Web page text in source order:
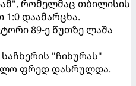
რომელმაც თბილისის
1:0 დაამარცხა.
89-ე წუთზე ლაშა
"ჩიხურას"
ფრედ დასრულდა.